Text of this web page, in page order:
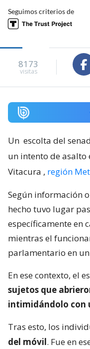
Seguimos criterios de
8173
visitas
Un escolta del
un intento de asalto
Vitacura , región
Según información
hecho tuvo lugar
específicamente en
mientras el
parlamentario en
En ese contexto, el
sujetos que
intimidándolo con
Tras esto, los
del móvil. Fue en